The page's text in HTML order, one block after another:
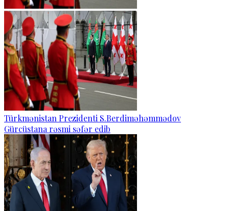
Türkmənistan Prezidenti S.Berdiməhəmmədov
Gürcüstana rəsmi səfər edib